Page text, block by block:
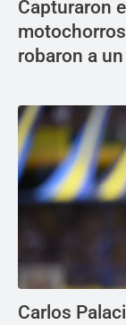
Capturaron
robaron a
Carlos